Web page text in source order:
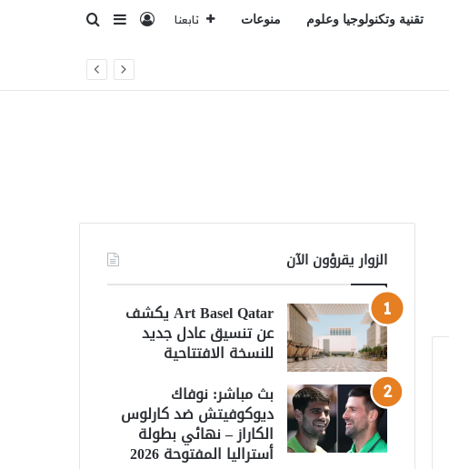
تقنية وتكنولوجيا وعلوم منوعات تابعنا تسجيل الدخول
إضافة عمود
بحث عن
الزوار يقرؤون الآن
Art Basel Qatar يكشف
عن تنسيق عادل جديد
للنسخة الافتتاحية
بث مباشر: نوفاك
ديوكوفيتش ضد كارلوس
الكاراز – نهائي بطولة
أستراليا المفتوحة 2026